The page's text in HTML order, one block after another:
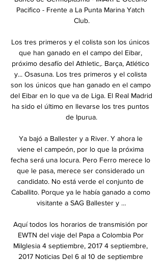
Pacifico - Frente a La Punta Marina Yatch
Club.
Los tres primeros y el colista son los únicos
que han ganado en el campo del Eibar,
próximo desafío del Athletic,. Barça, Atlético
y... Osasuna. Los tres primeros y el colista
son los únicos que han ganado en el campo
del Eibar en lo que va de Liga. El Real Madrid
ha sido el último en llevarse los tres puntos
de Ipurua.
Ya bajó a Ballester y a River. Y ahora le
viene el campeón, por lo que la próxima
fecha será una locura. Pero Ferro merece lo
que le pasa, merece ser considerado un
candidato. No está verde el conjunto de
Caballito. Porque ya le había ganado a como
visitante a SAG Ballester y …
Aquí todos los horarios de transmisión por
EWTN del viaje del Papa a Colombia Por
MiIglesia 4 septiembre, 2017 4 septiembre,
2017 Noticias Del 6 al 10 de septiembre